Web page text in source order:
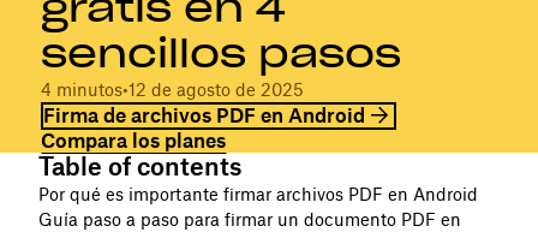
sencillos pasos
4 minutos•12 de agosto de 2025
Firma de archivos PDF en Android
Compara los planes
Table of contents
Por qué es importante firmar archivos PDF en Android
Guía paso a paso para firmar un documento PDF en